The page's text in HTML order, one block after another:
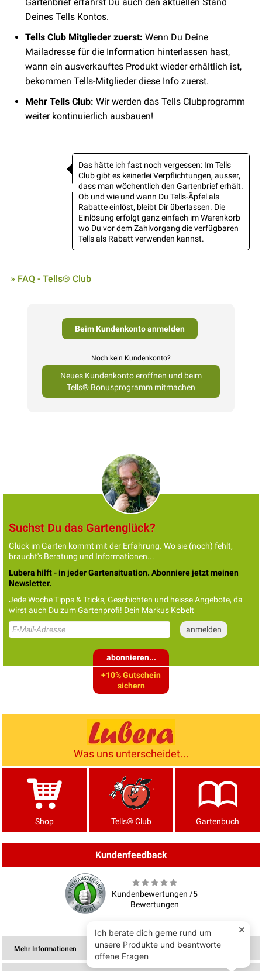
Deines Tells Kontos.
Tells Club Mitglieder zuerst: Wenn Du Deine
Mailadresse für die Information hinterlassen hast,
wann ein ausverkauftes Produkt wieder erhältlich ist,
bekommen Tells-Mitglieder diese Info zuerst.
Mehr Tells Club: Wir werden das Tells Clubprogramm
weiter kontinuierlich ausbauen!
Das hätte ich fast noch vergessen: Im Tells
Club gibt es keinerlei Verpflichtungen, ausser,
dass man wöchentlich den Gartenbrief erhält.
Ob und wie und wann Du Tells-Äpfel als
Rabatte einlöst, bleibt Dir überlassen. Die
Einlösung erfolgt ganz einfach im Warenkorb
wo Du vor dem Zahlvorgang die verfügbaren
Tells als Rabatt verwenden kannst.
» FAQ - Tells® Club
Beim Kundenkonto anmelden
Noch kein Kundenkonto?
Neues Kundenkonto eröffnen und beim
Tells® Bonusprogramm mitmachen
Suchst Du das Gartenglück?
Glück im Garten kommt mit der Erfahrung. Wo sie (noch) fehlt,
braucht's Beratung und Informationen...
Lubera hilft - in jeder Gartensituation. Abonniere jetzt meinen
Newsletter.
Jede Woche Tipps & Tricks, Geschichten und heisse Angebote, da
wirst auch Du zum Gartenprofi! Dein Markus Kobelt
abonnieren...
+10% Gutschein
sichern
Was uns unterscheidet...
Shop Tells® Club Gartenbuch
Kundenfeedback
Kundenbewertungen /5
Bewertungen
Mehr Informationen